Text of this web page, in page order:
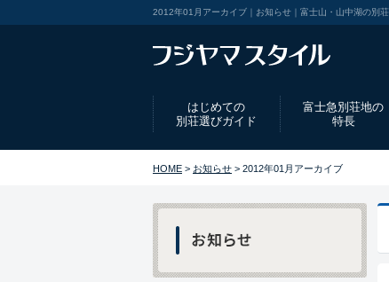
2012年01月アーカイブ｜お知らせ｜富士山・山中湖の別
はじめての
別荘選びガイド
富士急別荘地の
特長
HOME > お知らせ > 2012年01月アーカイブ